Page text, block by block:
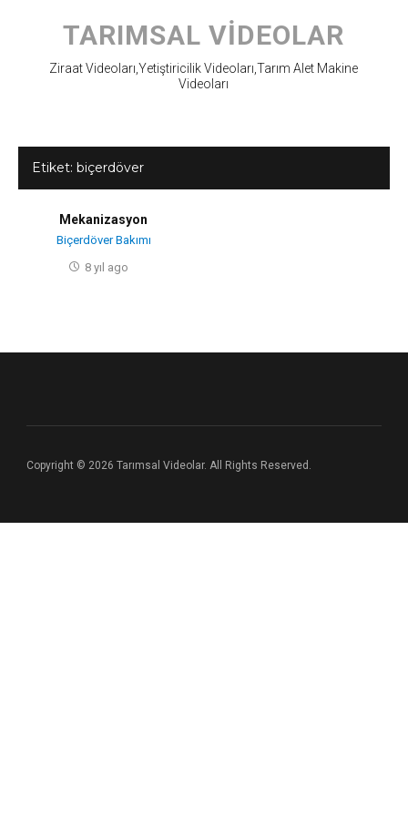
content
TARIMSAL VIDEOLAR
Ziraat Videoları,Yetiştiricilik Videoları,Tarım Alet Makine
Videoları
Etiket: biçerdöver
Mekanizasyon
Biçerdöver Bakımı
8 yıl ago
Copyright © 2026 Tarımsal Videolar. All Rights Reserved.